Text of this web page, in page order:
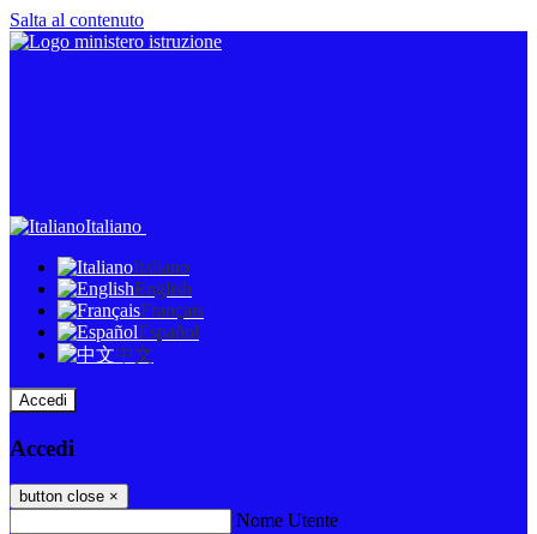
Salta al contenuto
Italiano
Italiano
English
Français
Español
中文
Accedi
Accedi
button close ×
Nome Utente